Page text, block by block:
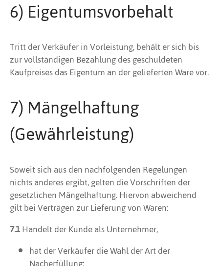
6) Eigentumsvorbehalt
Tritt der Verkäufer in Vorleistung, behält er sich bis
zur vollständigen Bezahlung des geschuldeten
Kaufpreises das Eigentum an der gelieferten Ware vor.
7) Mängelhaftung
(Gewährleistung)
Soweit sich aus den nachfolgenden Regelungen
nichts anderes ergibt, gelten die Vorschriften der
gesetzlichen Mängelhaftung. Hiervon abweichend
gilt bei Verträgen zur Lieferung von Waren:
7.1Handelt der Kunde als Unternehmer,
hat der Verkäufer die Wahl der Art der